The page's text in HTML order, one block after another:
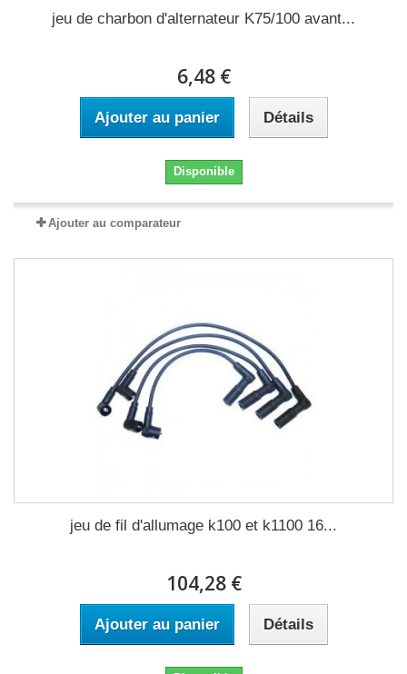
jeu de charbon d'alternateur K75/100 avant...
6,48 €
Ajouter au panier Détails
Disponible
Ajouter au comparateur
jeu de fil d'allumage k100 et k1100 16...
104,28 €
Ajouter au panier Détails